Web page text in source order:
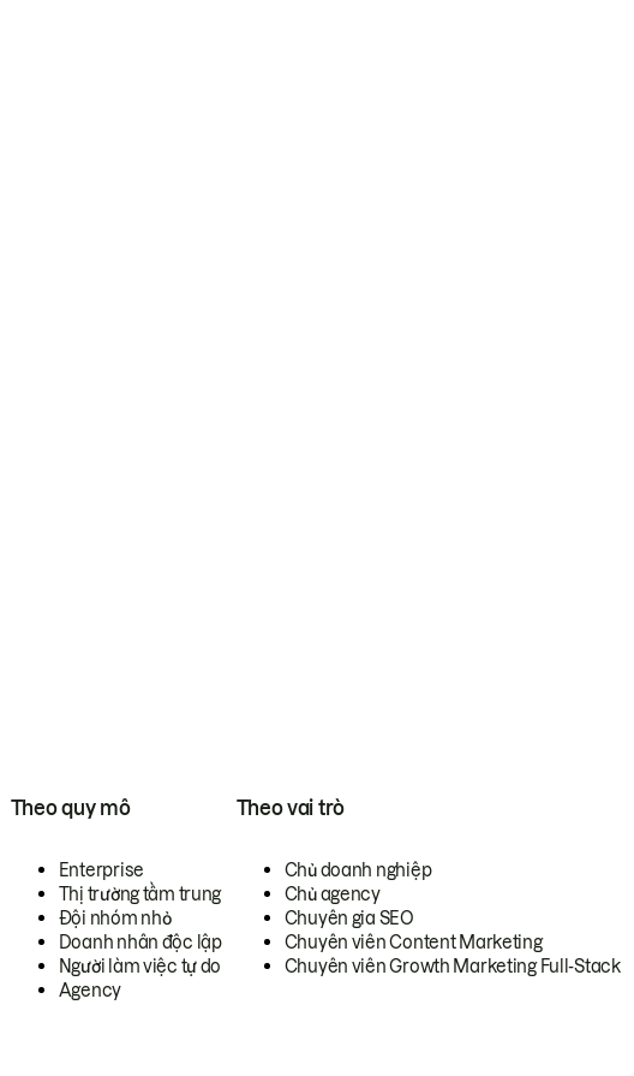
Theo quy mô
Enterprise
Thị trường tầm trung
Đội nhóm nhỏ
Doanh nhân độc lập
Người làm việc tự do
Agency
Theo vai trò
Chủ doanh nghiệp
Chủ agency
Chuyên gia SEO
Chuyên viên Content Marketing
Chuyên viên Growth Marketing Full-Stack